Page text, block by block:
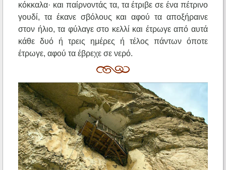
κόκκαλα· και παίρνοντάς τα, τα έτριβε σε ένα πέτρινο
γουδί, τα έκανε σβόλους και αφού τα αποξήραινε
στον ήλιο, τα φύλαγε στο κελλί και έτρωγε από αυτά
κάθε δυό ή τρεις ημέρες ή τέλος πάντων όποτε
έτρωγε, αφού τα έβρεχε σε νερό.